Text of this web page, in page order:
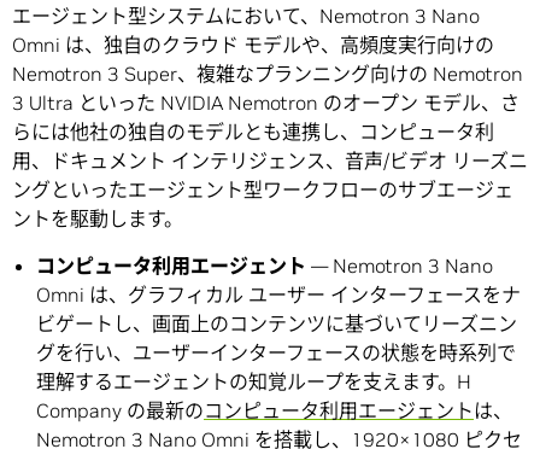
エージェント型システムにおいて、Nemotron 3 Nano
Omni は、独自のクラウド モデルや、高頻度実行向けの
Nemotron 3 Super、複雑なプランニング向けの Nemotron
3 Ultra といった NVIDIA Nemotron のオープン モデル、さ
らには他社の独自のモデルとも連携し、コンピュータ利
用、ドキュメント インテリジェンス、音声/ビデオ リーズニ
ングといったエージェント型ワークフローのサブエージェ
ントを駆動します。
コンピュータ利用エージェント — Nemotron 3 Nano
Omni は、グラフィカル ユーザー インターフェースをナ
ビゲートし、画面上のコンテンツに基づいてリーズニン
グを行い、ユーザーインターフェースの状態を時系列で
理解するエージェントの知覚ループを支えます。H
Company の最新のコンピュータ利用エージェント は、
Nemotron 3 Nano Omni を搭載し、1920×1080 ピクセ